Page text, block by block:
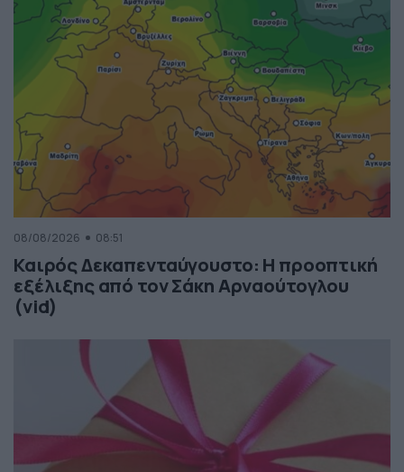
08/08/2026 08:51
Καιρός Δεκαπενταύγουστο: Η προοπτική
εξέλιξης από τον Σάκη Αρναούτογλου
(vid)